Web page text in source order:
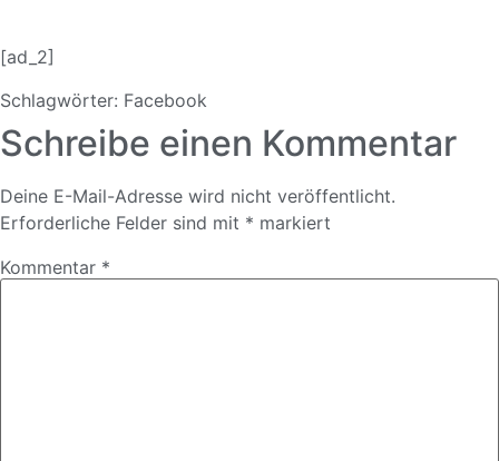
[ad_2]
Schlagwörter: Facebook
Schreibe einen Kommentar
Deine E-Mail-Adresse wird nicht veröffentlicht.
Erforderliche Felder sind mit * markiert
Kommentar *